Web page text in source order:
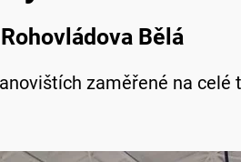
Rohovládova Bělá
zaměřené na celé